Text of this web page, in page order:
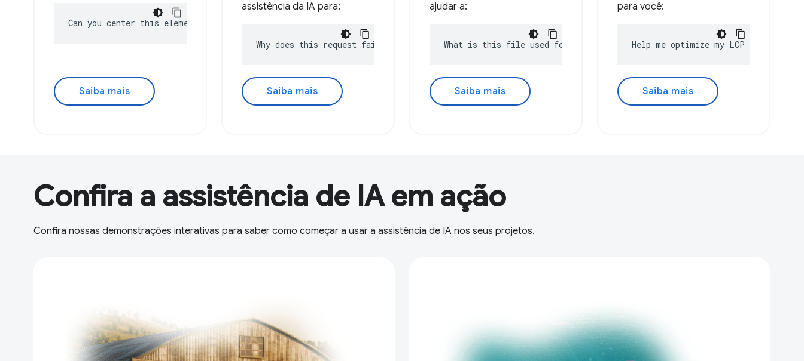
Can you center this element?
Saiba mais
assistência da IA para:
Why does this request fail?
Saiba mais
ajudar a:
What is this file used for?
Saiba mais
para você:
Help me optimize my LCP score
Saiba mais
Confira a assistência de IA em ação
Confira nossas demonstrações interativas para saber como começar a usar a assistência de IA nos seus projetos.